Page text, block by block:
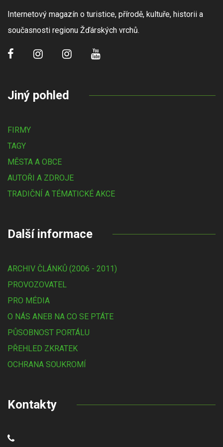
Internetový magazín o turistice, přírodě, kultuře, historii a
současnosti regionu Žďárských vrchů.
Jiný pohled
FIRMY
TAGY
MĚSTA A OBCE
AUTOŘI A ZDROJE
TRADIČNÍ A TÉMATICKÉ AKCE
Další informace
ARCHIV ČLÁNKŮ (2006 - 2011)
PROVOZOVATEL
PRO MÉDIA
O NÁS ANEB NA CO SE PTÁTE
PŮSOBNOST PORTÁLU
PŘEHLED ZKRATEK
OCHRANA SOUKROMÍ
Kontakty